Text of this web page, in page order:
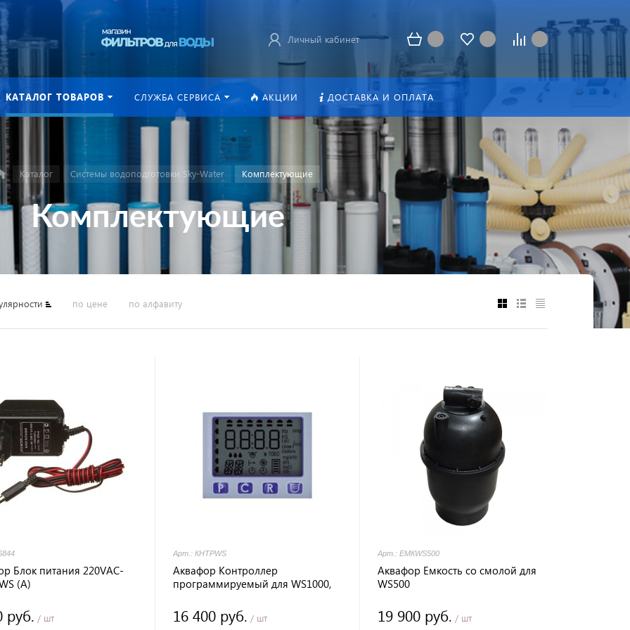
Личный кабинет
КАТАЛОГ ТОВАРОВ СЛУЖБА СЕРВИСА АКЦИИ ДОСТАВКА И ОПЛАТА
Каталог Системы водоподготовки Sky-Water Комплектующие
Комплектующие
по цене по алфавиту
и
цены
Блок питания 220VAC-
(A)
руб. / шт
Арт.: КНТРWS
Аквафор Контроллер
программируемый для WS1000,
16 400 руб. / шт
Арт.: ЕМКWS500
Аквафор Емкость со смолой для
WS500
19 900 руб. / шт